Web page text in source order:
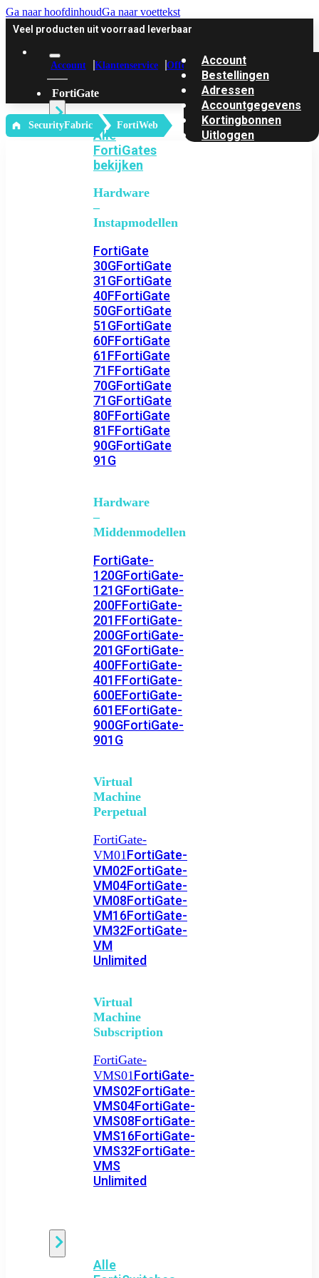
Ga naar hoofdinhoudGa naar voettekst
Veel producten uit voorraad leverbaar
Account Klantenservice Offerte
FortiGate
Alle
FortiGates
bekijken
Hardware
–
Instapmodellen
FortiGate
30GFortiGate
31GFortiGate
40FFortiGate
50GFortiGate
51GFortiGate
60FFortiGate
61FFortiGate
71FFortiGate
70GFortiGate
71GFortiGate
80FFortiGate
81FFortiGate
90GFortiGate
91G
Hardware
–
Middenmodellen
FortiGate-
120GFortiGate-
121GFortiGate-
200FFortiGate-
201FFortiGate-
200GFortiGate-
201GFortiGate-
400FFortiGate-
401FFortiGate-
600EFortiGate-
601EFortiGate-
900GFortiGate-
901G
Virtual
Machine
Perpetual
FortiGate-
VM01FortiGate-
VM02FortiGate-
VM04FortiGate-
VM08FortiGate-
VM16FortiGate-
VM32FortiGate-
VM
Unlimited
Virtual
Machine
Subscription
FortiGate-
VMS01FortiGate-
VMS02FortiGate-
VMS04FortiGate-
VMS08FortiGate-
VMS16FortiGate-
VMS32FortiGate-
VMS
Unlimited
Alle
Account
Bestellingen
Adressen
Accountgegevens
Kortingbonnen
Uitloggen
‎ SecurityFabric FortiWeb